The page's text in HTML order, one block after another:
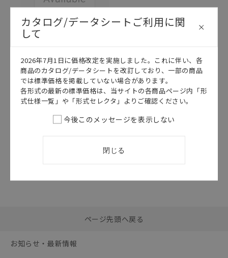
カタログ 日本語
SDGR-008R
V780シリーズ
カタログ
括ダウンロード
ページ先頭へ戻る
お知らせ・最新情報
カタログ/データシートご利用に関
して
2026年7月1日に価格改定を実施しました。これに伴い、各
商品のカタログ/データシートを改訂しており、一部の商品
では標準価格を掲載していない場合があります。
各形式の最新の標準価格は、当サイトの各商品ページ内「形
式仕様一覧」や「形式セレクタ」よりご確認ください。
今後このメッセージを表示しない
閉じる